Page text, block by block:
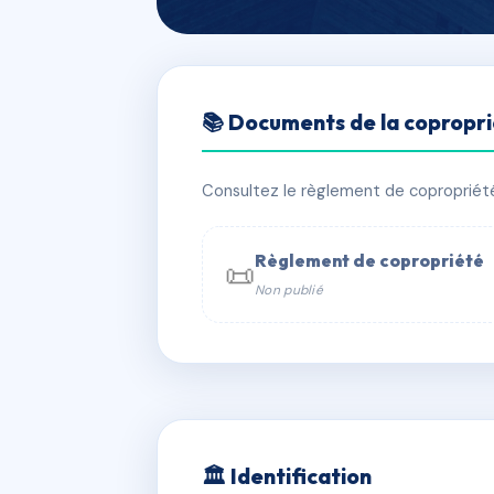
LES
📍 Lieu dit AListro 20230 San
📞 Contacter Syndic Digital
📚 Documents de la
Consultez le règlement de
📜Règlement de copropriété
Non publié
🏛 Identification